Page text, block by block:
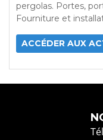
pergolas. Portes,
Fourniture et
ACCÉDER AUX